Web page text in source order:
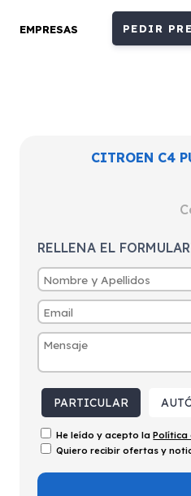
EMPRESAS PEDIR
Consumo
5,1l/100km
CITROEN C4
RELLENA EL
PARTICULAR
He leído y acepto laPolítica
Quiero recibir ofertas y